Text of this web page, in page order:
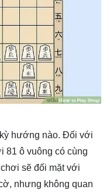
hướng nào. Đối với
81 ô vuông có cùng
sẽ đối mặt với
nhưng không quan